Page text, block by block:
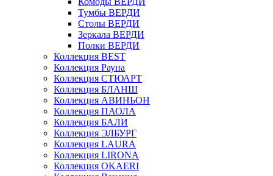
Тумбы ВЕРДИ
Столы ВЕРДИ
Зеркала ВЕРДИ
Полки ВЕРДИ
Коллекция BEST
Коллекция Рауна
Коллекция СТЮАРТ
Коллекция БЛАНШ
Коллекция АВИНЬОН
Коллекция ПАОЛА
Коллекция БАЛИ
Коллекция ЭЛБУРГ
Коллекция LAURA
Коллекция LIRONA
Коллекция OKAERI